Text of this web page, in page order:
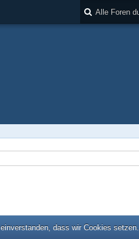
dass wir Cookies setzen.